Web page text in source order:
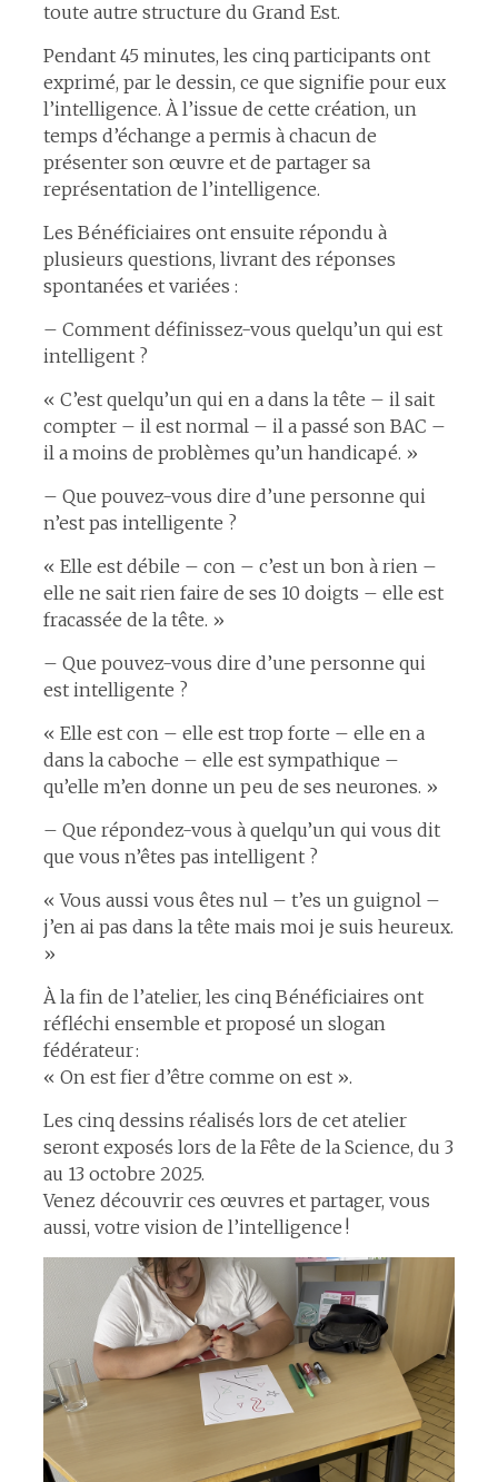
toute autre structure du Grand Est.
Pendant 45 minutes, les cinq participants ont
exprimé, par le dessin, ce que signifie pour eux
l’intelligence. À l’issue de cette création, un
temps d’échange a permis à chacun de
présenter son œuvre et de partager sa
représentation de l’intelligence.
Les Bénéficiaires ont ensuite répondu à
plusieurs questions, livrant des réponses
spontanées et variées :
– Comment définissez-vous quelqu’un qui est
intelligent ?
« C’est quelqu’un qui en a dans la tête – il sait
compter – il est normal – il a passé son BAC –
il a moins de problèmes qu’un handicapé. »
– Que pouvez-vous dire d’une personne qui
n’est pas intelligente ?
« Elle est débile – con – c’est un bon à rien –
elle ne sait rien faire de ses 10 doigts – elle est
fracassée de la tête. »
– Que pouvez-vous dire d’une personne qui
est intelligente ?
« Elle est con – elle est trop forte – elle en a
dans la caboche – elle est sympathique –
qu’elle m’en donne un peu de ses neurones. »
– Que répondez-vous à quelqu’un qui vous dit
que vous n’êtes pas intelligent ?
« Vous aussi vous êtes nul – t’es un guignol –
j’en ai pas dans la tête mais moi je suis heureux.
»
À la fin de l’atelier, les cinq Bénéficiaires ont
réfléchi ensemble et proposé un slogan
fédérateur :
« On est fier d’être comme on est ».
Les cinq dessins réalisés lors de cet atelier
seront exposés lors de la Fête de la Science, du 3
au 13 octobre 2025.
Venez découvrir ces œuvres et partager, vous
aussi, votre vision de l’intelligence !